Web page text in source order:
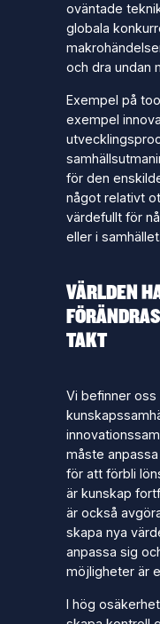
oväntade
globala
och dra undan
Exempel på
exempel
för den
något relativt
värdefullt för
eller i samhället.
VÄRLDEN
TAKT
Vi befinner
måste
för att förbli
är kunskap
är också
skapa nya
anpassa sig
möjligheter är
I hög